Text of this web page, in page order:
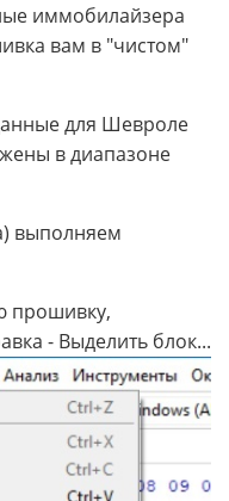
иммобилайзера
вам в "чистом"
для Шевроле
в диапазоне
выполняем
прошивку,
- Выделить блок...